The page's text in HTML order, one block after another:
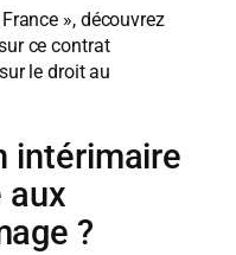
», découvrez
ce contrat
le droit au
intérimaire
aux
?